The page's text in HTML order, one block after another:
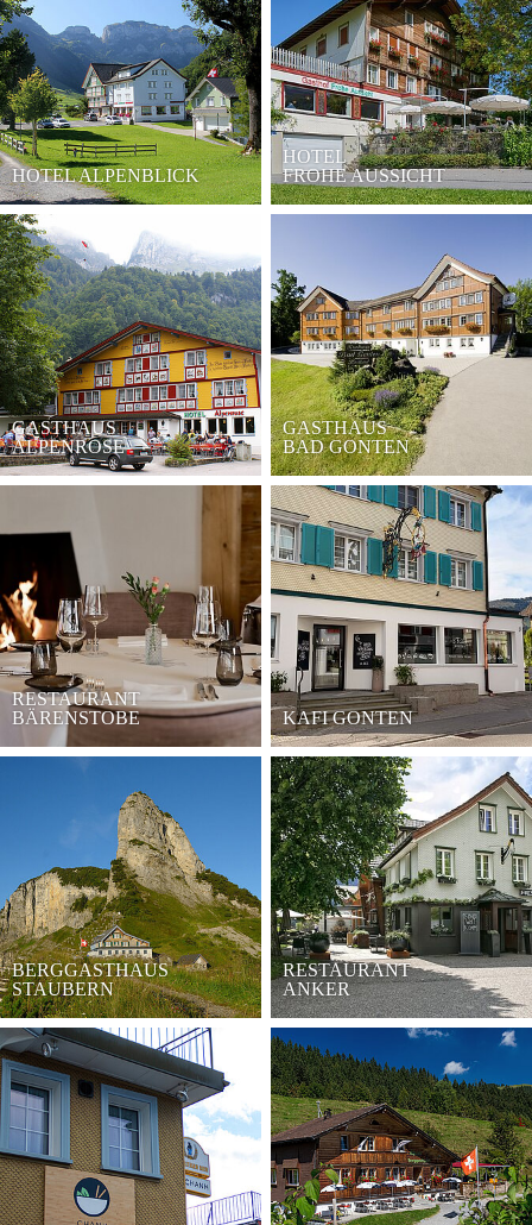
HOTEL ALPENBLICK
HOTEL
FROHE AUSSICHT
GASTHAUS
ALPENROSE
GASTHAUS
BAD GONTEN
RESTAURANT
BÄRENSTOBE
KAFI GONTEN
BERGGASTHAUS
STAUBERN
RESTAURANT
ANKER